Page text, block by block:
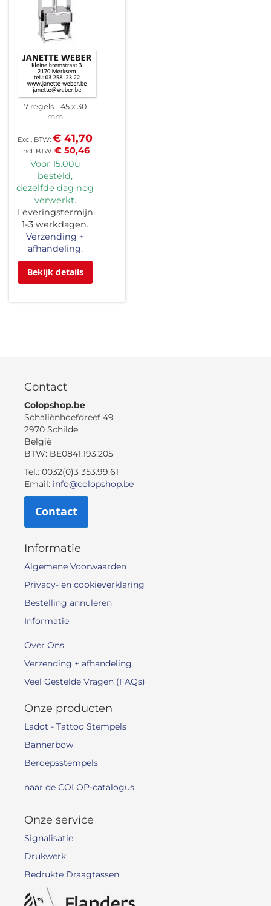
7 regels
45 x 30
mm
€ 50,46
€ 41,70
Voor 15.00u
besteld,
dezelfde dag nog
verwerkt.
Leveringstermijn
1-3 werkdagen.
Verzending +
afhandeling.
Bekijk details
Contact
Colopshop.be
Schaliënhoefdreef 49
2970 Schilde
België
BTW: BE0841.193.205
Tel.: 0032(0)3 353.99.61
Email: info@colopshop.be
Contact
Informatie
Algemene Voorwaarden
Privacy- en cookieverklaring
Bestelling annuleren
Informatie
Over Ons
Verzending + afhandeling
Veel Gestelde Vragen (FAQs)
Onze producten
Ladot - Tattoo Stempels
Bannerbow
Beroepsstempels
naar de COLOP-catalogus
Onze service
Signalisatie
Drukwerk
Bedrukte Draagtassen